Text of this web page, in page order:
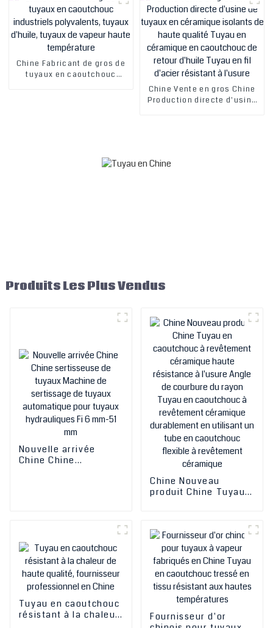
les usines de
transformation.
lavage à l'eau chaude dans
les usines de
transformation de produits.
Chine Fabricant de gros de
tuyaux en caoutchouc
Chine Vente en gros Chine
Production directe d'usine
résistant à l'usure
Produits Les Plus Vendus
Nouvelle arrivée
Chine Chine
Chine Nouveau
produit Chine Tuyau
résistance à l'usure
Angle de courbure du
rayon Tuyau en
caoutchouc à
revêtement
céramique
durablement en
utilisant un tube en
caoutchouc flexible à
Tuyau en caoutchouc
résistant à la chaleur
Fournisseur d'or